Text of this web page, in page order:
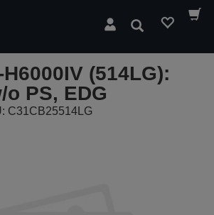
Pesquisar
(514LG):
PS, EDG
C31CB25514LG